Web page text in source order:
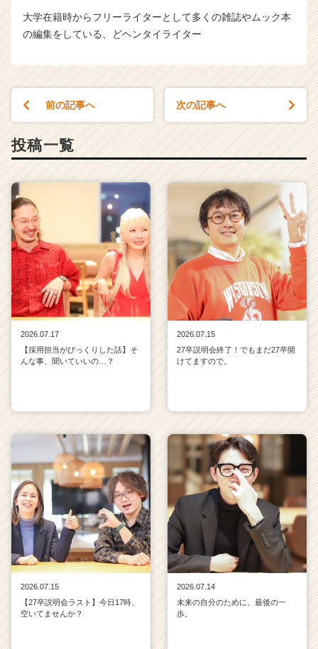
大学在籍時からフリーライターとして多くの雑誌やムック本
の編集をしている、どヘンタイライター
前の記事へ 次の記事へ
投稿一覧
2026.07.17
【採用担当がびっくりした話】そ
んな事、聞いていいの…？
2026.07.15
27卒説明会終了！でもまだ27卒開
けてますので。
2026.07.15
【27卒説明会ラスト】今日17時、
空いてませんか？
2026.07.14
未来の自分のために、最後の一
歩。